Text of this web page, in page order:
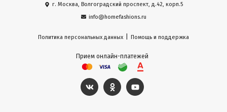
г. Москва, Волгоградский проспект, д.42, корп.5
info@homefashions.ru
Политика персональных данных Помощь и поддержка
Прием онлайн-платежей